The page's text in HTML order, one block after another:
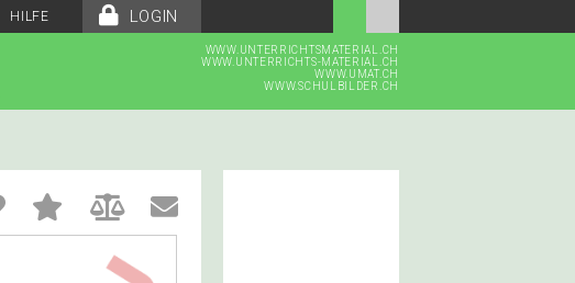
LOGIN
HILFE
WWW.UNTERRICHTSMATERIAL.CH
WWW.UNTERRICHTS-MATERIAL.CH
WWW.UMAT.CH
WWW.SCHULBILDER.CH